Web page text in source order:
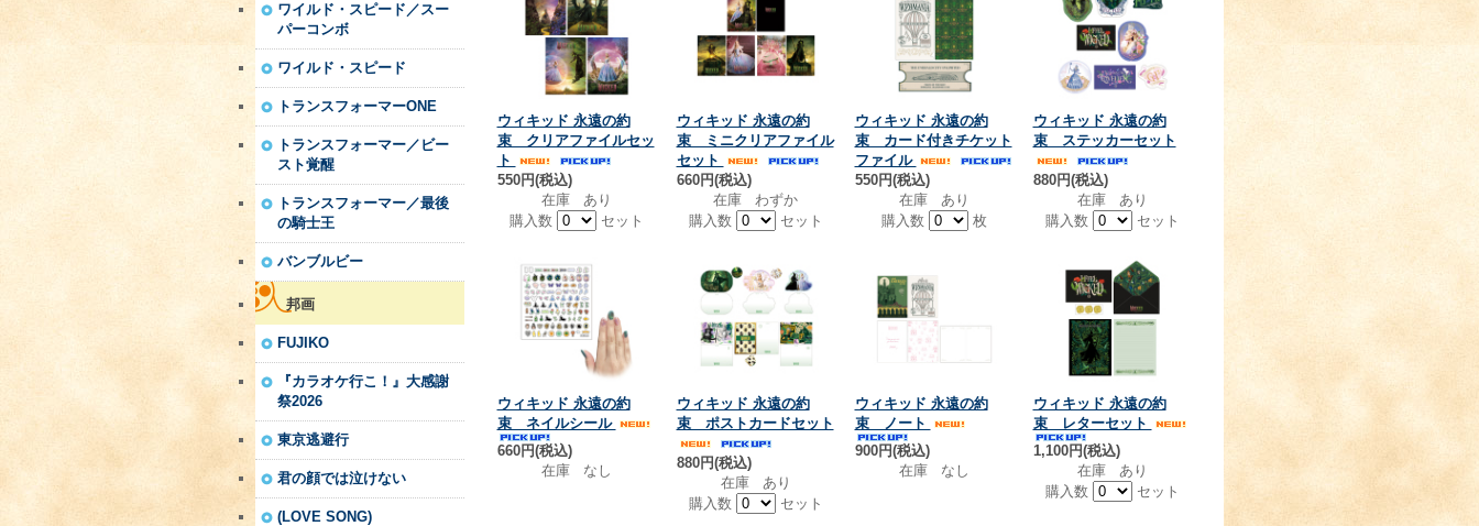
ワイルド・スピード／スー
パーコンボ
ワイルド・スピード
トランスフォーマーONE
トランスフォーマー／ビー
スト覚醒
トランスフォーマー／最後
の騎士王
バンブルビー
邦画
FUJIKO
『カラオケ行こ！』大感謝
祭2026
東京逃避行
君の顔では泣けない
(LOVE SONG)
ウィキッド 永遠の約
束 クリアファイルセッ
ト
550円(税込)
在庫 あり
購入数
セット
ウィキッド 永遠の約
束 ミニクリアファイル
セット
660円(税込)
在庫 わずか
購入数
セット
ウィキッド 永遠の約
束 カード付きチケット
ファイル
550円(税込)
在庫 あり
購入数
枚
ウィキッド 永遠の約
束 ステッカーセット
880円(税込)
在庫 あり
購入数
セット
ウィキッド 永遠の約
束 ネイルシール
660円(税込)
在庫 なし
ウィキッド 永遠の約
束 ポストカードセット
880円(税込)
在庫 あり
購入数
セット
ウィキッド 永遠の約
束 ノート
900円(税込)
在庫 なし
ウィキッド 永遠の約
束 レターセット
1,100円(税込)
在庫 あり
購入数
セット